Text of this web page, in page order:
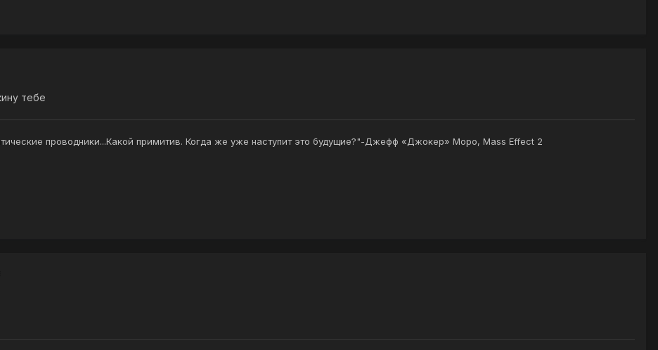
тебе
проводники...Какой примитив. Когда же уже наступит это будущие?"-Джефф «Джокер» Моро, Mass Effect 2